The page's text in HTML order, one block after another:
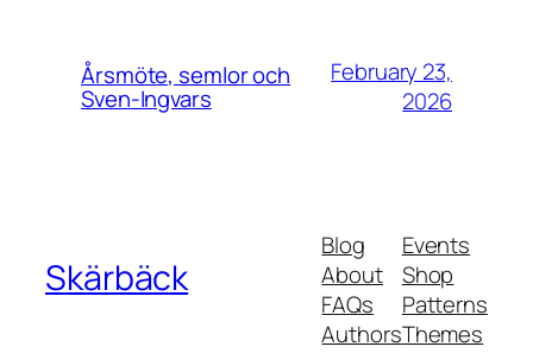
Årsmöte, semlor och
Sven-Ingvars
February 23,
2026
Skärbäck
Blog
About
FAQs
Authors
Events
Shop
Patterns
Themes